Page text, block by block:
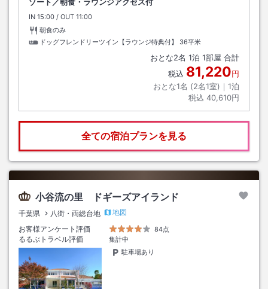
IN チェックイン
15:00 / OUT チェックアウト
11:00
朝食のみ
ドッグフレンドリーツイン【ラウンジ特典付】
36平米
おとな2名 1泊 1部屋 合計
税込 81,220円
おとな1名 (2名1室)｜ 1泊
税込 40,610円
全ての宿泊プランを見る
小谷流の里 ドギーズアイランド
千葉県 八街・両総台地
地図
お客様アンケート評価
84点
るるぶトラベル評価
集計中
駐車場あり